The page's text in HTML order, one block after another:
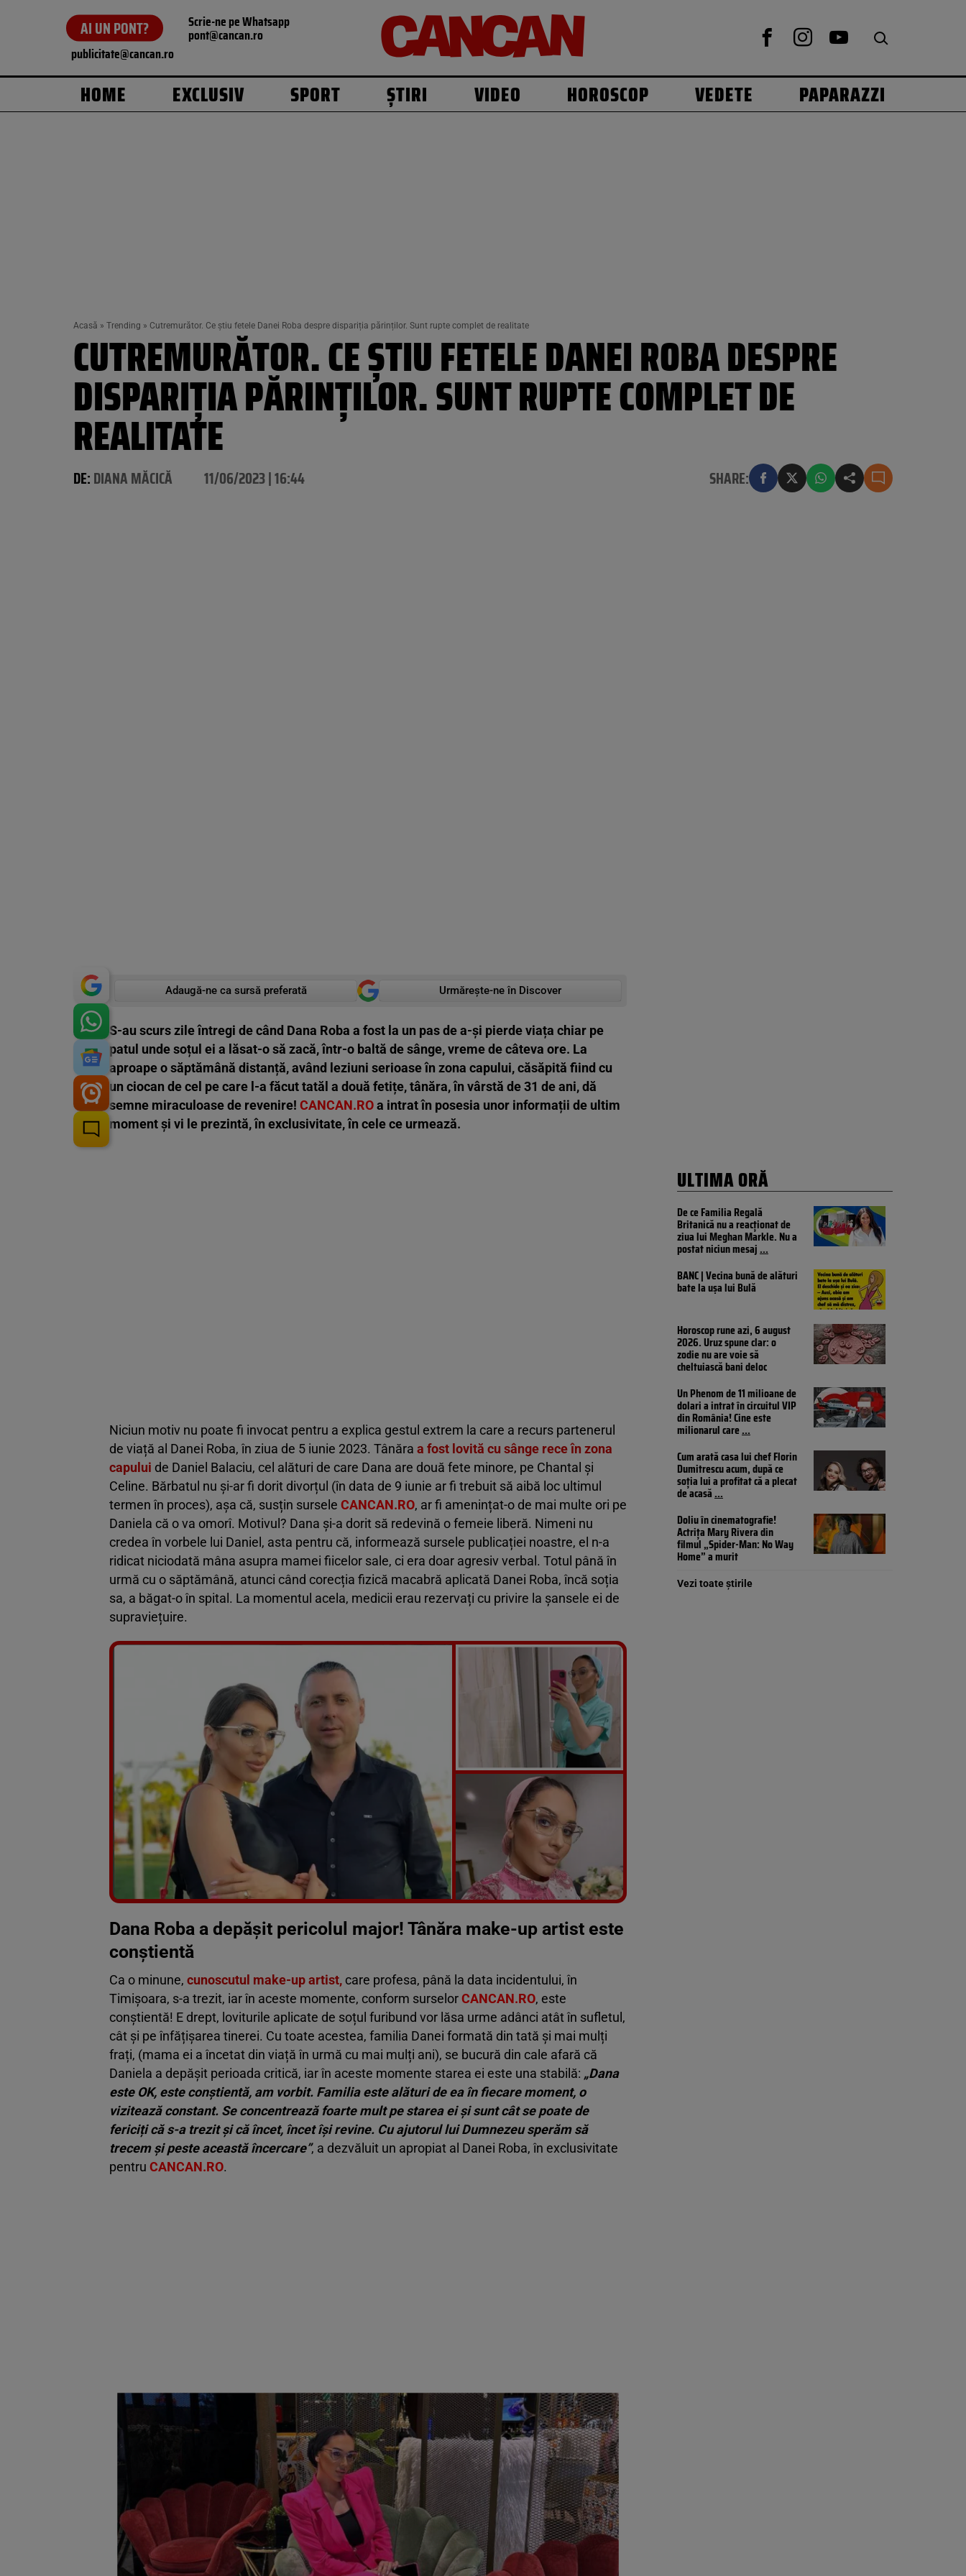
AI UN PONT? Scrie-ne pe Whatsapp
pont@cancan.ro
publicitate@cancan.ro
HOME EXCLUSIV SPORT ȘTIRI VIDEO HOROSCOP VEDETE PAPARAZZI
Acasă » Trending » Cutremurător. Ce știu fetele Danei Roba despre dispariția părinților. Sunt rupte complet de realitate
CUTREMURĂTOR. CE ȘTIU FETELE DANEI ROBA DESPRE
DISPARIȚIA PĂRINȚILOR. SUNT RUPTE COMPLET DE
REALITATE
DE:DIANA MĂCICĂ 11/06/2023 | 16:44 SHARE:
Adaugă-ne ca sursă preferată Urmărește-ne în Discover
S-au scurs zile întregi de când Dana Roba a fost la un pas de a-și pierde viața chiar pe
patul unde soțul ei a lăsat-o să zacă, într-o baltă de sânge, vreme de câteva ore. La
aproape o săptămână distanță, având leziuni serioase în zona capului, căsăpită fiind cu
un ciocan de cel pe care l-a făcut tatăl a două fetițe, tânăra, în vârstă de 31 de ani, dă
semne miraculoase de revenire! CANCAN.ROa intrat în posesia unor informații de ultim
moment și vi le prezintă, în exclusivitate, în cele ce urmează.
Niciun motiv nu poate fi invocat pentru a explica gestul extrem la care a recurs partenerul
de viață al Danei Roba, în ziua de 5 iunie 2023. Tânăra a fost lovită cu sânge rece în zona
capului de Daniel Balaciu, cel alături de care Dana are două fete minore, pe Chantal și
Celine. Bărbatul nu și-ar fi dorit divorțul (în data de 9 iunie ar fi trebuit să aibă loc ultimul
termen în proces), așa că, susțin sursele CANCAN.RO, ar fi amenințat-o de mai multe ori pe
Daniela că o va omorî. Motivul? Dana și-a dorit să redevină o femeie liberă. Nimeni nu
credea în vorbele lui Daniel, asta pentru că, informează sursele publicației noastre, el n-a
ridicat niciodată mâna asupra mamei fiicelor sale, ci era doar agresiv verbal. Totul până în
urmă cu o săptămână, atunci când corecția fizică macabră aplicată Danei Roba, încă soția
sa, a băgat-o în spital. La momentul acela, medicii erau rezervați cu privire la șansele ei de
supraviețuire.
Vezi galeria foto
5 poze
Dana Roba a depășit pericolul major! Tânăra make-up artist este
conștientă
Ca o minune, cunoscutul make-up artist, care profesa, până la data incidentului, în
Timișoara, s-a trezit, iar în aceste momente, conform surselorCANCAN.RO, este
conștientă! E drept, loviturile aplicate de soțul furibund vor lăsa urme adânci atât în sufletul,
cât și pe înfățișarea tinerei. Cu toate acestea, familia Danei formată din tată și mai mulți
frați, (mama ei a încetat din viață în urmă cu mai mulți ani), se bucură din cale afară că
Daniela a depășit perioada critică, iar în aceste momente starea ei este una stabilă: „Dana
este OK, este conștientă, am vorbit. Familia este alături de ea în fiecare moment, o
vizitează constant. Se concentrează foarte mult pe starea ei și sunt cât se poate de
fericiți că s-a trezit și că încet, încet își revine. Cu ajutorul lui Dumnezeu sperăm să
trecem și peste această încercare”, a dezvăluit un apropiat al Danei Roba, în exclusivitate
pentru CANCAN.RO.
ULTIMA ORĂ
De ce Familia Regală
Britanică nu a reacționat de
ziua lui Meghan Markle. Nu a
postat niciun mesaj...
BANC | Vecina bună de alături
bate la ușa lui Bulă
Horoscop rune azi, 6 august
2026. Uruz spune clar: o
zodie nu are voie să
cheltuiască bani deloc
Un Phenom de 11 milioane de
dolari a intrat în circuitul VIP
din România! Cine este
milionarul care...
Cum arată casa lui chef Florin
Dumitrescu acum, după ce
soția lui a profitat că a plecat
de acasă...
Doliu în cinematografie!
Actrița Mary Rivera din
filmul „Spider-Man: No Way
Home” a murit
Vezi toate știrile